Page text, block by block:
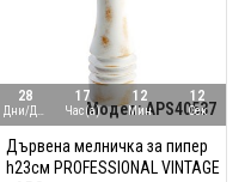
28
Дни/Ден
17
Час(а)
12
Мин
11
Сек
Модел:APS40537
Дървена мелничка за пипер
h23см PROFESSIONAL VINTAGE